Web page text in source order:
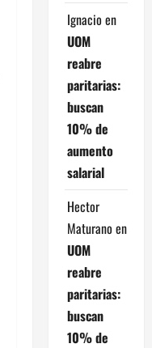
Ignacio en
UOM
reabre
paritarias:
buscan
10% de
aumento
salarial
Hector
Maturano en
UOM
reabre
paritarias:
buscan
10% de